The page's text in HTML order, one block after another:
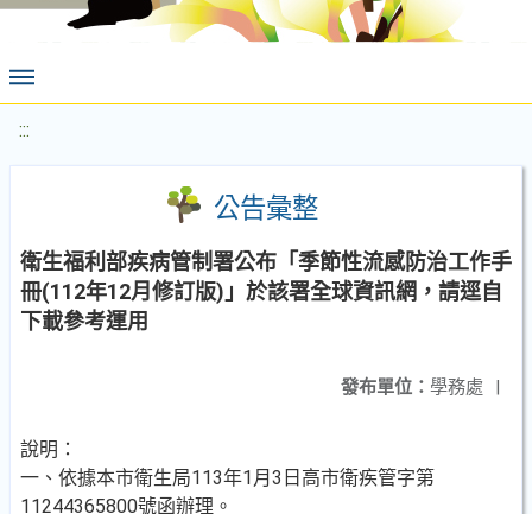
:::
公告彙整
衛生福利部疾病管制署公布「季節性流感防治工作手
冊(112年12月修訂版)」於該署全球資訊網，請逕自
下載參考運用
發布單位： 學務處 |
說明：
一、依據本市衛生局113年1月3日高市衛疾管字第
11244365800號函辦理。